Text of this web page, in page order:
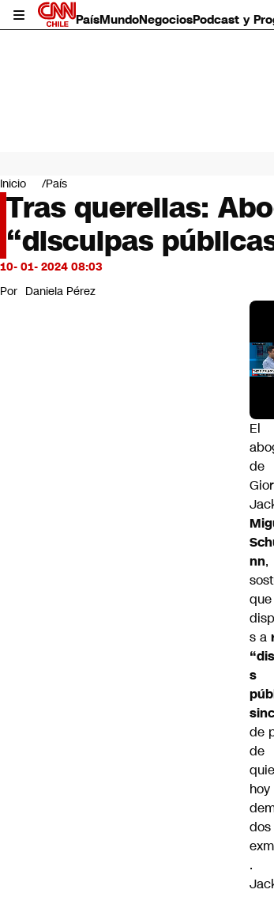
PaísMundoNegociosPodcast y
Mundo
Negocios
Deportes
Programas completos
Cultura
Servicios
Bits
CNN Data
Inicio País
Tras querellas:
“disculpas
10- 01- 2024 08:03
Por Daniela Pérez
El
de
nn,
s a
s
de
de
.